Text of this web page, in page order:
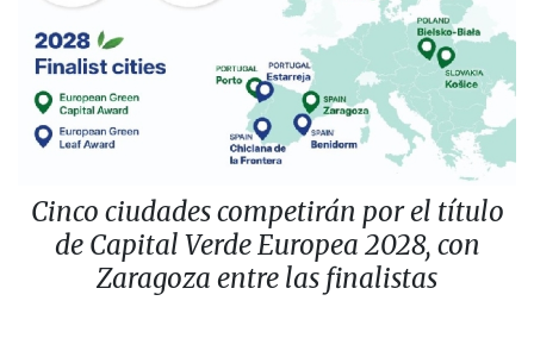
Cinco ciudades competirán por el título
de Capital Verde Europea 2028, con
Zaragoza entre las finalistas